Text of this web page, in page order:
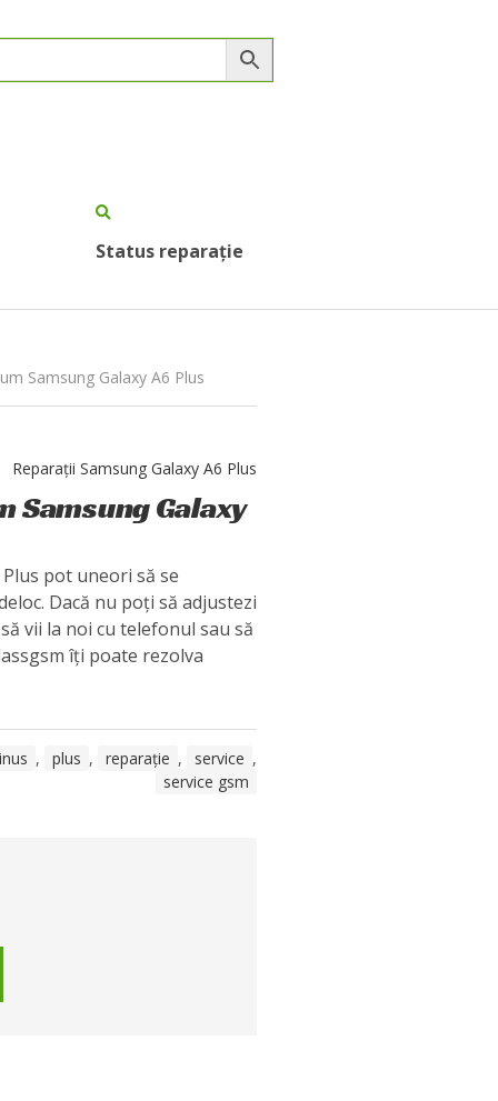
Status reparație
Samsung Galaxy A6 Plus
Reparații Samsung Galaxy A6 Plus
Samsung Galaxy
pot uneori să se
Dacă nu poți să adjustezi
vii la noi cu telefonul sau să
îți poate rezolva
, plus , reparație , service ,
service gsm